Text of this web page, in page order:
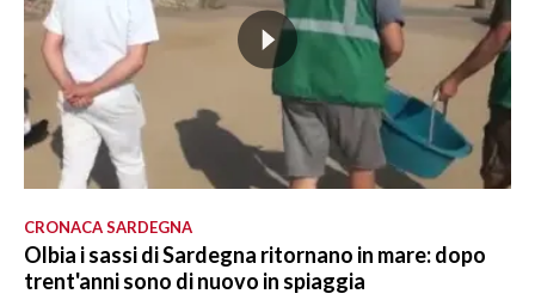
CRONACA SARDEGNA
Olbia i sassi di Sardegna ritornano in mare: dopo
trent'anni sono di nuovo in spiaggia